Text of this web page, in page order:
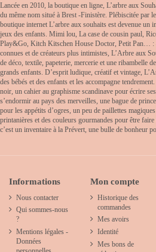
Lancée en 2010, la boutique en ligne, L’arbre aux
du même nom situé à Brest -Finistère. Plébiscitée par
boutique internet L’arbre aux souhaits est devenue un
jeux des enfants. Mimi lou, La case de cousin paul,
Play&Go, Kitch Kitschen House Doctor, Petit Pan… :
connues et de créateurs plus intimistes, L’Arbre aux
de déco, textile, papeterie, mercerie et une ribambelle
grands enfants. D’esprit ludique, créatif et vintage,
des bébés et des enfants et les accompagne
noir, un cahier au graphisme scandinave pour écrire
s’endormir au pays des merveilles, une bague de
pour les appétits d’ogres, un peu de paillettes
printanières et des couleurs gourmandes pour être
c’est un inventaire à la Prévert, une bulle de bonheur
Informations
Nous contacter
Qui sommes-nous
?
Mentions légales -
Données
Mon compte
Historique des
commandes
Mes avoirs
Identité
Mes bons de